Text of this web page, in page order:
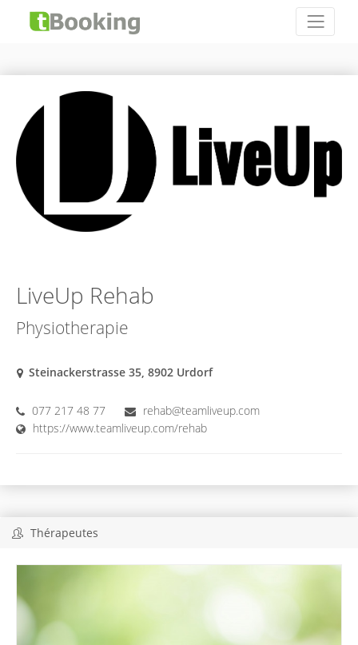
LiveUp Rehab
Physiotherapie
Steinackerstrasse 35, 8902 Urdorf
077 217 48 77
rehab@teamliveup.com
https://www.teamliveup.com/rehab
Thérapeutes